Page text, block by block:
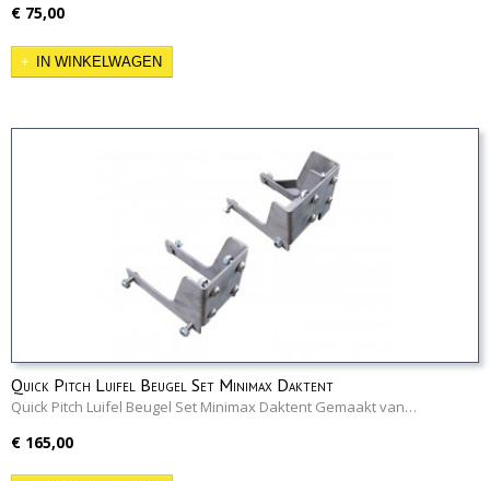
€ 75,00
IN WINKELWAGEN
Quick Pitch Luifel Beugel Set Minimax Daktent
Quick Pitch Luifel Beugel Set Minimax Daktent Gemaakt van…
€ 165,00